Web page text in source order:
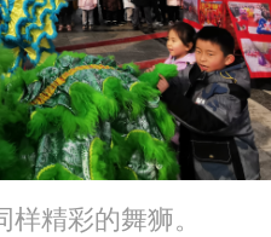
精彩的舞狮。